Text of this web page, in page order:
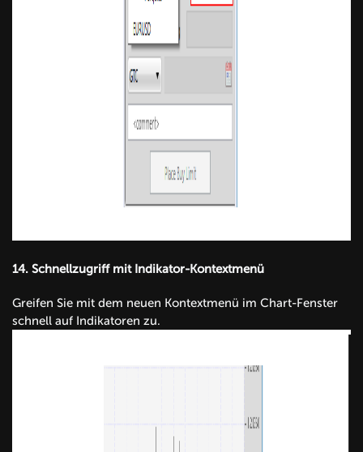
14. Schnellzugriff mit Indikator-Kontextmenü
Greifen Sie mit dem neuen Kontextmenü im Chart-Fenster
schnell auf Indikatoren zu.